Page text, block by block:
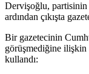
Dervişoğlu, partisinin
ardından çıkışta
Bir gazetecinin
görüşmediğine
kullandı: